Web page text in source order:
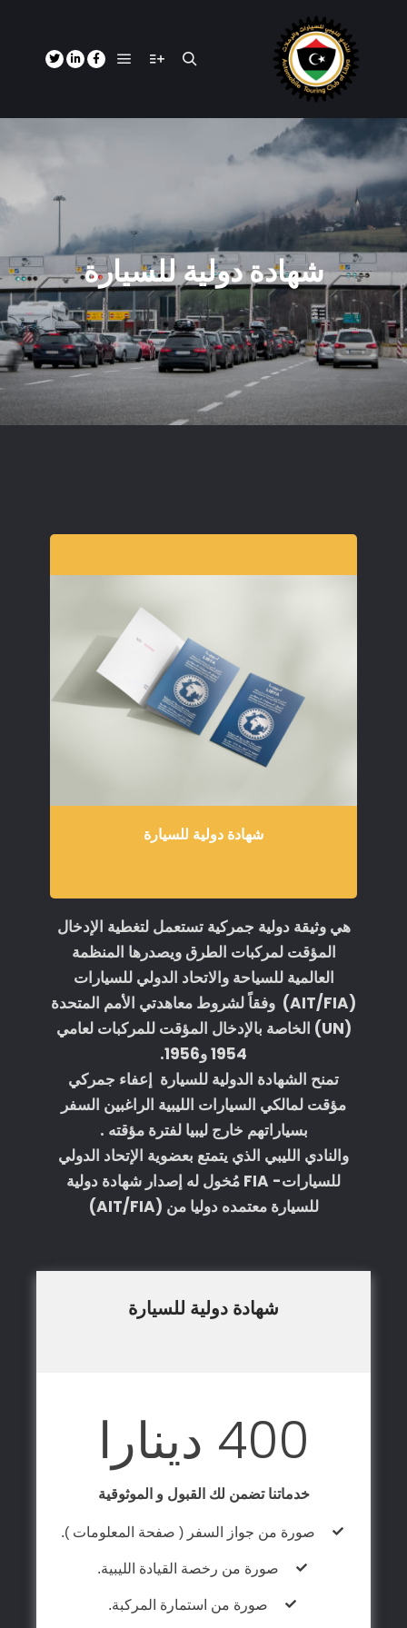
شهادة دولية للسيارة
شهادة دولية للسيارة
هي وثيقة دولية جمركية تستعمل لتغطية الإدخال
المؤقت لمركبات الطرق ويصدرها المنظمة
العالمية للسياحة والاتحاد الدولي للسيارات
(AIT/FIA) وفقاً لشروط معاهدتي الأمم المتحدة
(UN) الخاصة بالإدخال المؤقت للمركبات لعامي
1954 و1956.
تمنح الشهادة الدولية للسيارة إعفاء جمركي
مؤقت لمالكي السيارات الليبية الراغبين السفر
بسياراتهم خارج ليبيا لفترة مؤقته .
والنادي الليبي الذي يتمتع بعضوية الإتحاد الدولي
للسيارات- FIA مُخول له إصدار شهادة دولية
للسيارة معتمده دوليا من (AIT/FIA)
شهادة دولية للسيارة
400 دينارا
خدماتنا تضمن لك القبول و الموثوقية
صورة من جواز السفر ( صفحة المعلومات ).
صورة من رخصة القيادة الليبية.
صورة من استمارة المركبة.